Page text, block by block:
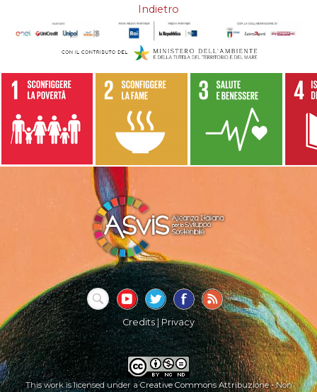
Indietro
Credits| Privacy
This work is licensed under aCreative Commons Attribuzione - Non